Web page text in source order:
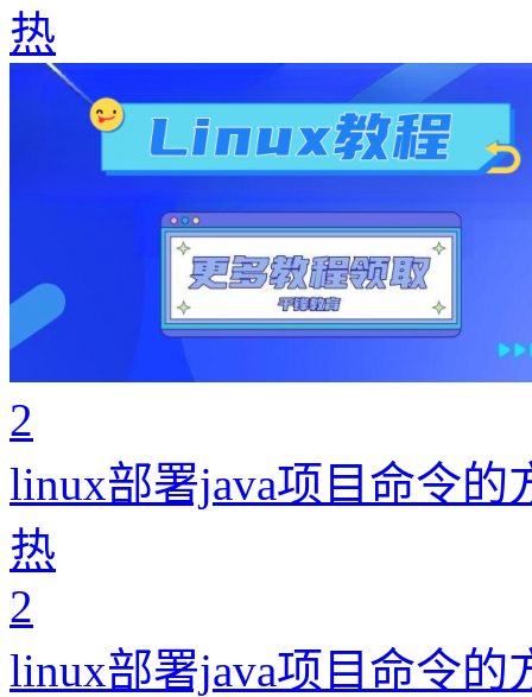
热
2
linux部署java项目命令的
热
2
linux部署java项目命令的